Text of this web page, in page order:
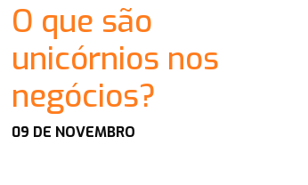
O que são
unicórnios nos
negócios?
09 DE NOVEMBRO